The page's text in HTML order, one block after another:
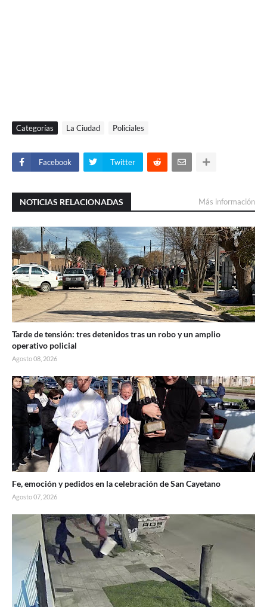
Categorías La Ciudad Policiales
Facebook Twitter
NOTICIAS RELACIONADAS Más información
Tarde de tensión: tres detenidos tras un robo y un amplio
operativo policial
Agosto 08, 2026
Fe, emoción y pedidos en la celebración de San Cayetano
Agosto 07, 2026